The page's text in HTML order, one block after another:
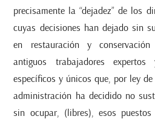
precisamente la “dejadez” de los
cuyas decisiones han dejado sin
en restauración y
antiguos trabajadores
específicos y únicos que, por ley
administración ha decidido no
sin ocupar, (libres), esos